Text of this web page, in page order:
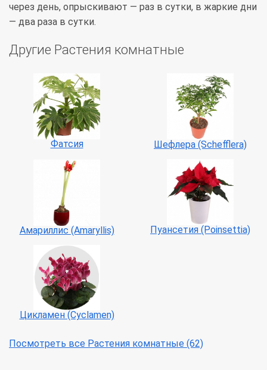
через день, опрыскивают — раз в сутки, в жаркие дни
— два раза в сутки.
Другие Растения комнатные
Фатсия Шефлера (Schefflera)
Амариллис (Amaryllis) Пуансетия (Poinsettia)
Цикламен (Cyclamen)
Посмотреть все Растения комнатные (62)